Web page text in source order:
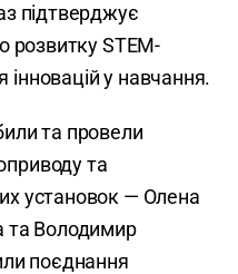
підтверджує
розвитку STEM-
у навчання.
та провели
та
установок — Олена
та Володимир
поєднання